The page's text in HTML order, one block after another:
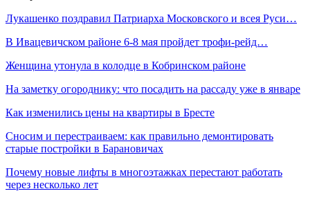
Лукашенко поздравил Патриарха Московского и всея Руси…
В Ивацевичском районе 6-8 мая пройдет трофи-рейд…
Женщина утонула в колодце в Кобринском районе
На заметку огороднику: что посадить на рассаду уже в январе
Как изменились цены на квартиры в Бресте
Сносим и перестраиваем: как правильно демонтировать
старые постройки в Барановичах
Почему новые лифты в многоэтажках перестают работать
через несколько лет